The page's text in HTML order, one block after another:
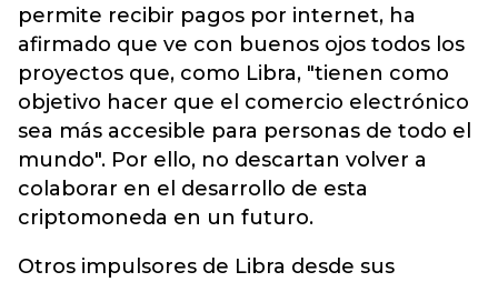
permite recibir pagos por internet, ha
afirmado que ve con buenos ojos todos los
proyectos que, como Libra, "tienen como
objetivo hacer que el comercio electrónico
sea más accesible para personas de todo el
mundo". Por ello, no descartan volver a
colaborar en el desarrollo de esta
criptomoneda en un futuro.
Otros impulsores de Libra desde sus